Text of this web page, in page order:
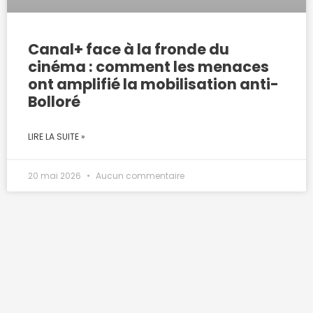
Canal+ face à la fronde du
cinéma : comment les menaces
ont amplifié la mobilisation anti-
Bolloré
LIRE LA SUITE »
20 mai 2026 Aucun commentaire